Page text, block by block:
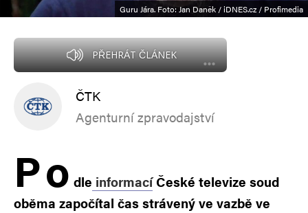
Guru Jára. Foto: Jan Daněk / iDNES.cz / Profimedia
PŘEHRÁT ČLÁNEK
ČTK
Agenturní zpravodajství
Po dle informacíČeské televize soud
oběma započítal čas strávený ve vazbě ve